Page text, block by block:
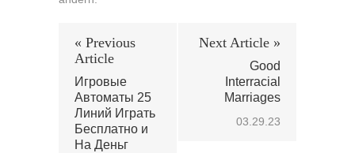
« Previous
Article
Игровые
Автоматы 25
Линий Играть
Бесплатно и
На Деньг
Next Article »
Good
Interracial
Marriages
03.29.23